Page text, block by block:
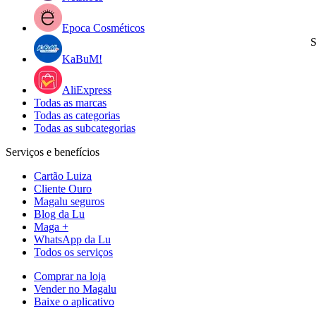
Epoca Cosméticos
KaBuM!
AliExpress
Todas as marcas
Todas as categorias
Todas as subcategorias
Serviços e benefícios
Cartão Luiza
Cliente Ouro
Magalu seguros
Blog da Lu
Maga +
WhatsApp da Lu
Todos os serviços
Comprar na loja
Vender no Magalu
Baixe o aplicativo